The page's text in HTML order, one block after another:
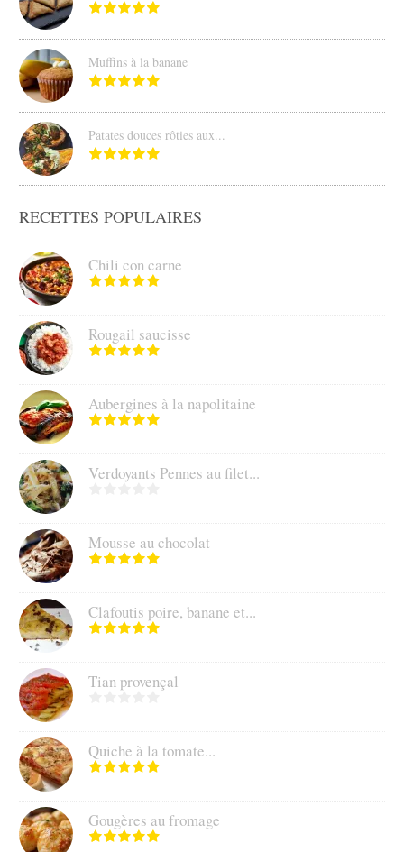
Muffins à la banane
Patates douces rôties aux...
RECETTES POPULAIRES
Chili con carne
Rougail saucisse
Aubergines à la napolitaine
Verdoyants Pennes au filet...
Mousse au chocolat
Clafoutis poire, banane et...
Tian provençal
Quiche à la tomate...
Gougères au fromage